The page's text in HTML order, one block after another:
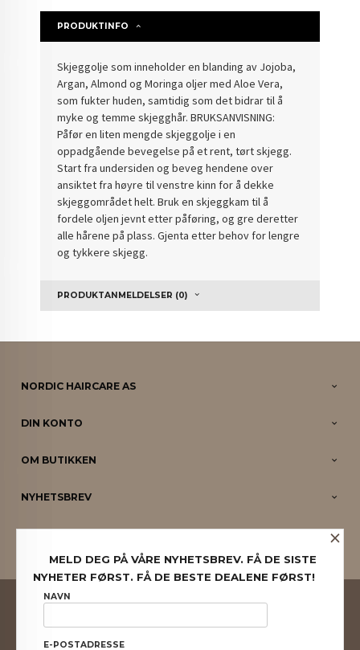
PRODUKTINFO
Skjeggolje som inneholder en blanding av Jojoba,
Argan, Almond og Moringa oljer med Aloe Vera,
som fukter huden, samtidig som det bidrar til å
myke og temme skjegghår. BRUKSANVISNING:
Påfør en liten mengde skjeggolje i en
oppadgående bevegelse på et rent, tørt skjegg.
Start fra undersiden og beveg hendene over
ansiktet fra høyre til venstre kinn for å dekke
skjeggområdet helt. Bruk en skjeggkam til å
fordele oljen jevnt etter påføring, og gre deretter
alle hårene på plass. Gjenta etter behov for lengre
og tykkere skjegg.
PRODUKTANMELDELSER (0)
NORDIC HAIRCARE AS
DIN KONTO
OM BUTIKKEN
NYHETSBREV
PARTNERE
FRAKT
NYHETSBREV
×
MELD DEG PÅ VÅRE NYHETSBREV. FÅ DE SISTE
NYHETER FØRST. FÅ DE BESTE DEALENE FØRST!
NAVN
E-POSTADRESSE